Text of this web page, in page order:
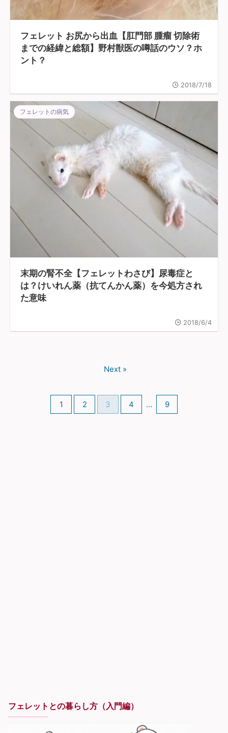
フェレット お尻から出血【肛門部 腫瘤 切除術
までの経緯と総額】野村獣医の噂話のウソ？ホ
ント？
2018/7/18
フェレットの病気
末期の腎不全【フェレットわさび】尿毒症と
は？けいれん薬（抗てんかん薬）を今処方され
た意味
2018/6/4
1 2 3 4 … 9
Next »
フェレットとの暮らし方（入門編）